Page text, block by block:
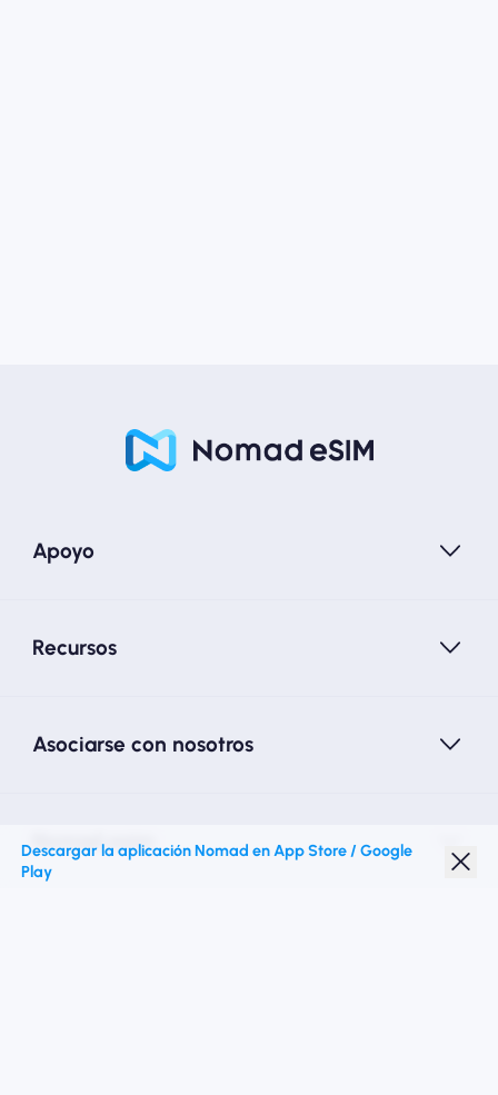
Apoyo
Recursos
Asociarse con nosotros
Nomad esim
Descargar la aplicación Nomad en App Store / Google
Play